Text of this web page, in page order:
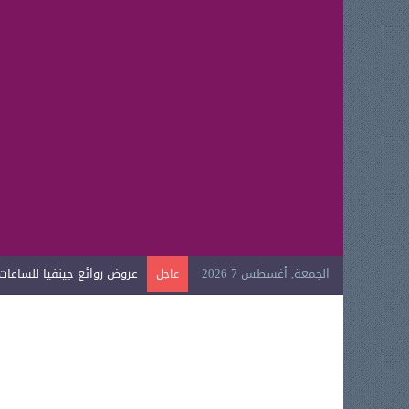
الجمعة, أغسطس 7 2026 عاجل عروض روائع جينفيا للساعات